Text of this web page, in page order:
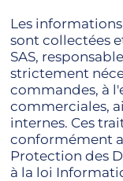
Les
sont collectées
SAS,
strictement
commandes, à
commerciales,
internes. Ces
conformément
Protection des
à la loi